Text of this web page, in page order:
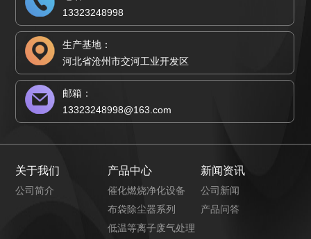
13323248998
生产基地：
河北省沧州市交河工业开发区
邮箱：
13323248998@163.com
关于我们
公司简介
产品中心
催化燃烧净化设备
布袋除尘器系列
低温等离子废气处理
新闻资讯
公司新闻
产品问答